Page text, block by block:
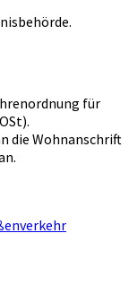
für
die Wohnanschrift